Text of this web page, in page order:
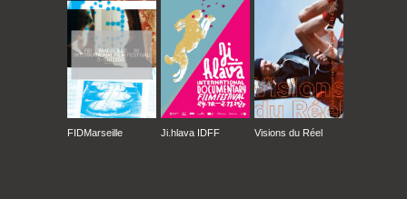
FIDMarseille Ji.hlava IDFF Visions du Réel